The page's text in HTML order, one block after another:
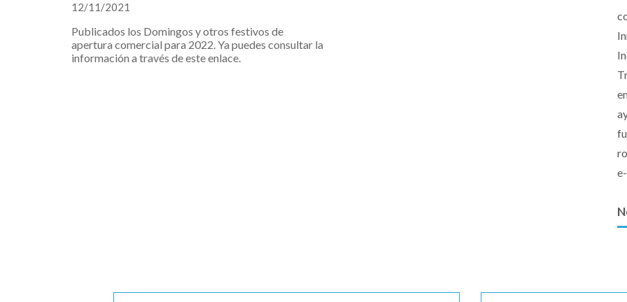
12/11/2021
Publicados los Domingos y otros festivos de
apertura comercial para 2022. Ya puedes consultar la
información a través de este enlace.